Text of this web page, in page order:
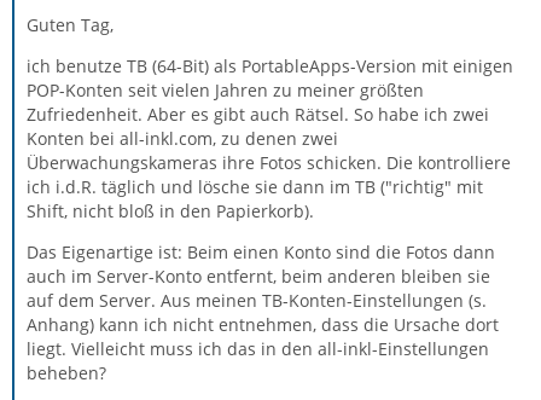
Guten Tag,
ich benutze TB (64-Bit) als PortableApps-Version mit einigen
POP-Konten seit vielen Jahren zu meiner größten
Zufriedenheit. Aber es gibt auch Rätsel. So habe ich zwei
Konten bei all-inkl.com, zu denen zwei
Überwachungskameras ihre Fotos schicken. Die kontrolliere
ich i.d.R. täglich und lösche sie dann im TB ("richtig" mit
Shift, nicht bloß in den Papierkorb).
Das Eigenartige ist: Beim einen Konto sind die Fotos dann
auch im Server-Konto entfernt, beim anderen bleiben sie
auf dem Server. Aus meinen TB-Konten-Einstellungen (s.
Anhang) kann ich nicht entnehmen, dass die Ursache dort
liegt. Vielleicht muss ich das in den all-inkl-Einstellungen
beheben?